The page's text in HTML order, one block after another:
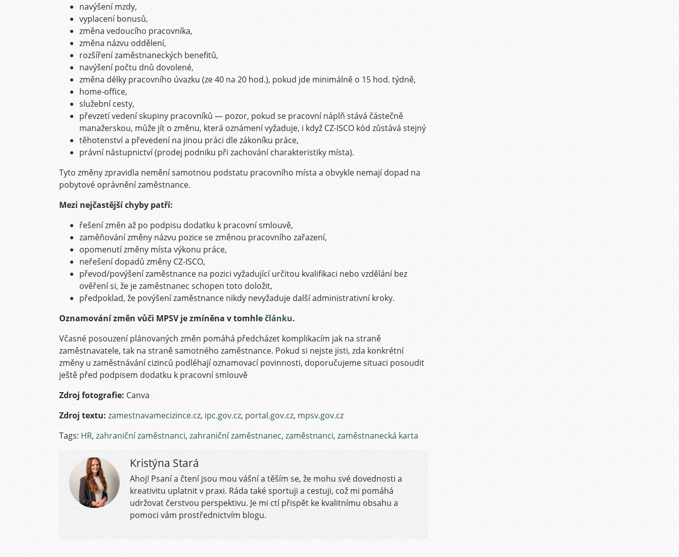
navýšení mzdy,
vyplacení bonusů,
změna vedoucího pracovníka,
změna názvu oddělení,
rozšíření zaměstnaneckých benefitů,
navýšení počtu dnů dovolené,
změna délky pracovního úvazku (ze 40 na 20 hod.), pokud jde minimálně o 15 hod. týdně,
home-office,
služební cesty,
převzetí vedení skupiny pracovníků — pozor, pokud se pracovní náplň stává částečně
manažerskou, může jít o změnu, která oznámení vyžaduje, i když CZ-ISCO kód zůstává stejný
těhotenství a převedení na jinou práci dle zákoníku práce,
právní nástupnictví (prodej podniku při zachování charakteristiky místa).
Tyto změny zpravidla nemění samotnou podstatu pracovního místa a obvykle nemají dopad na
pobytové oprávnění zaměstnance.
Mezi nejčastější chyby patří:
řešení změn až po podpisu dodatku k pracovní smlouvě,
zaměňování změny názvu pozice se změnou pracovního zařazení,
opomenutí změny místa výkonu práce,
neřešení dopadů změny CZ-ISCO,
převod/povýšení zaměstnance na pozici vyžadující určitou kvalifikaci nebo vzdělání bez
ověření si, že je zaměstnanec schopen toto doložit,
předpoklad, že povýšení zaměstnance nikdy nevyžaduje další administrativní kroky.
Oznamování změn vůči MPSV je zmíněna v tomhlečlánku.
Včasné posouzení plánovaných změn pomáhá předcházet komplikacím jak na straně
zaměstnavatele, tak na straně samotného zaměstnance. Pokud si nejste jisti, zda konkrétní
změny u zaměstnávání cizinců podléhají oznamovací povinnosti, doporučujeme situaci posoudit
ještě před podpisem dodatku k pracovní smlouvě
Zdroj fotografie: Canva
Zdroj textu: zamestnavamecizince.cz, ipc.gov.cz, portal.gov.cz, mpsv.gov.cz
Tags: HR, zahraniční zaměstnanci, zahraniční zaměstnanec, zaměstnanci, zaměstnanecká karta
Kristýna Stará
Ahoj! Psaní a čtení jsou mou vášní a těším se, že mohu své dovednosti a
kreativitu uplatnit v praxi. Ráda také sportuji a cestuji, což mi pomáhá
udržovat čerstvou perspektivu. Je mi ctí přispět ke kvalitnímu obsahu a
pomoci vám prostřednictvím blogu.